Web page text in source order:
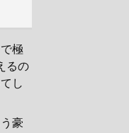
極
るの
し
豪